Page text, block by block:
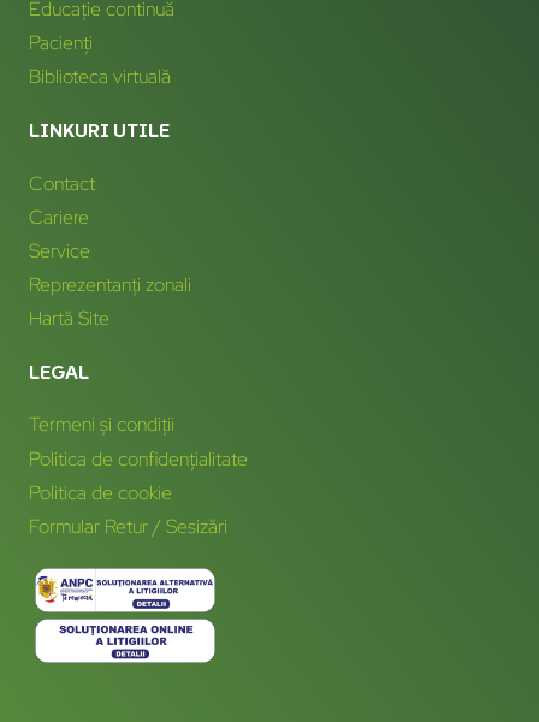
Educație continuă
Pacienți
Biblioteca virtuală
LINKURI UTILE
Contact
Cariere
Service
Reprezentanți zonali
Hartă Site
LEGAL
Termeni și condiții
Politica de confidențialitate
Politica de cookie
Formular Retur / Sesizări